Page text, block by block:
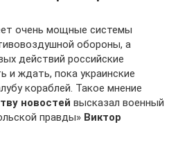
очень мощные системы
обороны, а
действий российские
и ждать, пока украинские
кораблей. Такое мнение
новостей высказал военный
правды» Виктор